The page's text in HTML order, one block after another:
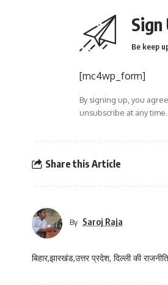
Be keep
[mc4wp_form]
By signing up, you
unsubscribe at any time.
Share this Article
By Saroj Raja
बिहार,झारखंड,उत्तर प्रदेश, दिल्ली की